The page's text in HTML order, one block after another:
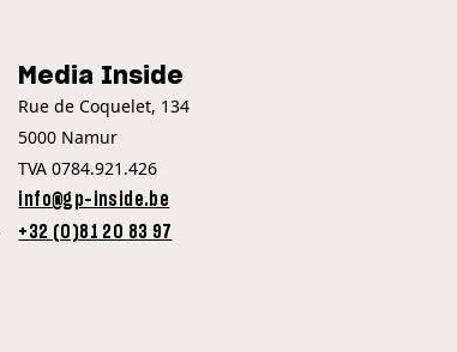
Media Inside
Rue de Coquelet, 134
5000 Namur
TVA 0784.921.426
info@gp-inside.be
+32 (0)81 20 83 97